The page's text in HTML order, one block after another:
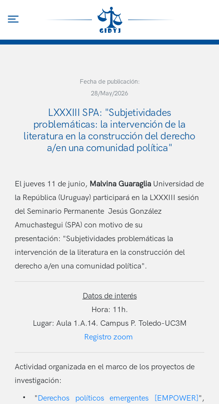
principal
Fecha de publicación:
28/May/2026
LXXXIII SPA: "Subjetividades
problemáticas: la intervención de la
literatura en la construcción del derecho
a/en una comunidad política"
El jueves 11 de junio, Malvina Guaraglia Universidad de
la República (Uruguay) participará en la LXXXIII sesión
del Seminario Permanente Jesús González
Amuchastegui (SPA) con motivo de su
presentación: "Subjetividades problemáticas la
intervención de la literatura en la construcción del
derecho a/en una comunidad política".
Datos de interés
Hora: 11h.
Lugar: Aula 1.A.14. Campus P. Toledo-UC3M
Registro zoom
Actividad organizada en el marco de los proyectos de
investigación:
"Derechos políticos emergentes [EMPOWER] ",